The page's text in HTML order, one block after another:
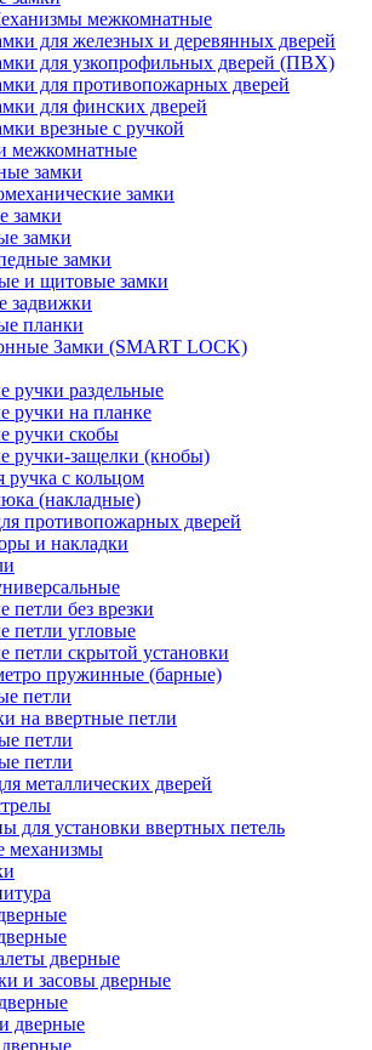
межкомнатные
для железных и деревянных дверей
для узкопрофильных дверей (ПВХ)
для противопожарных дверей
для финских дверей
врезные с ручкой
межкомнатные
замки
замки
замки
замки
замки
и щитовые замки
задвижки
планки
Замки (SMART LOCK)
ручки раздельные
ручки на планке
ручки скобы
ручки-защелки (кнобы)
ручка с кольцом
(накладные)
противопожарных дверей
и накладки
петли без врезки
петли угловые
петли скрытой установки
пружинные (барные)
петли
на ввертные петли
петли
петли
металлических дверей
для установки ввертных петель
механизмы
дверные
и засовы дверные
дверные